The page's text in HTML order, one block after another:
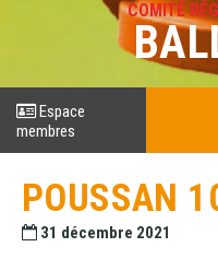
COMITÉ
Espace
membres
POUSSAN
31 décembre 2021